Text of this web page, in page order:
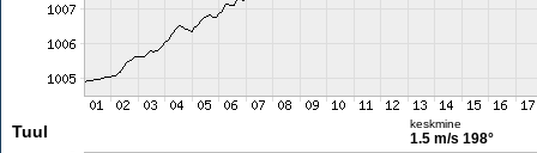
Tuul keskmine
1.5 m/s 198°